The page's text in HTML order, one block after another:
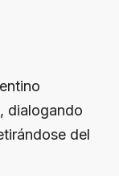
dialogando
del